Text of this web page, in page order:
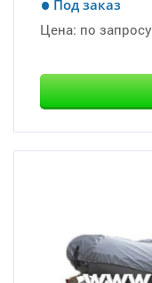
Под заказ
Цена: по запросу